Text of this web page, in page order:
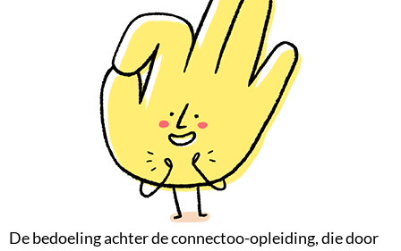
De bedoeling achter de connectoo-opleiding, die door